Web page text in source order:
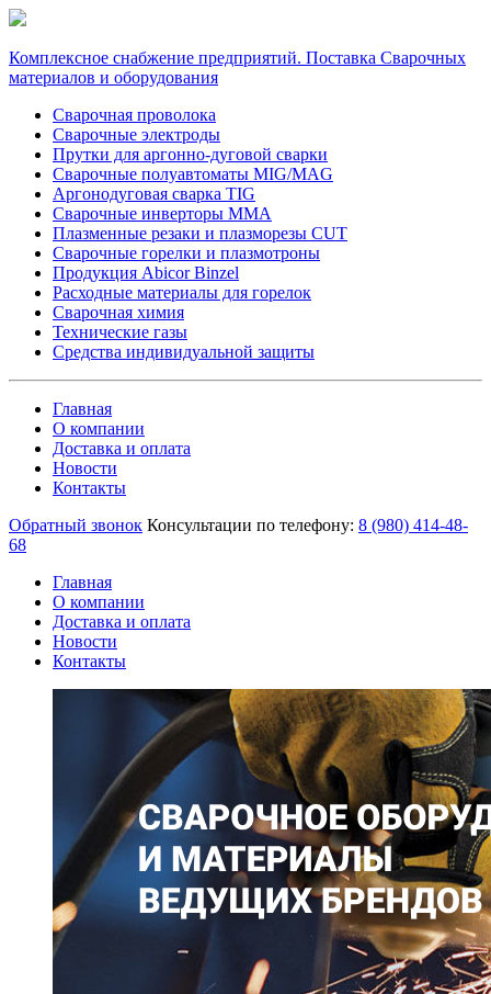
Комплексное снабжение предприятий. Поставка Сварочных
материалов и оборудования
Сварочная проволока
Сварочные электроды
Прутки для аргонно-дуговой сварки
Сварочные полуавтоматы MIG/MAG
Аргонодуговая сварка TIG
Сварочные инверторы MMA
Плазменные резаки и плазморезы CUT
Сварочные горелки и плазмотроны
Продукция Abicor Binzel
Расходные материалы для горелок
Сварочная химия
Технические газы
Средства индивидуальной защиты
Главная
О компании
Доставка и оплата
Новости
Контакты
Обратный звонок Консультации по телефону: 8 (980) 414-48-
68
Главная
О компании
Доставка и оплата
Новости
Контакты